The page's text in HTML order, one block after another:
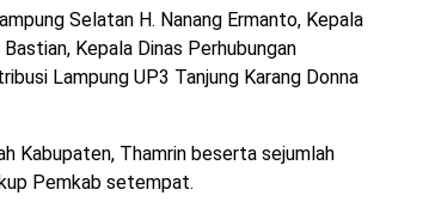
Selatan H. Nanang Ermanto, Kepala
Kepala Dinas Perhubungan
Lampung UP3 Tanjung Karang Donna
Kabupaten, Thamrin beserta sejumlah
Pemkab setempat.